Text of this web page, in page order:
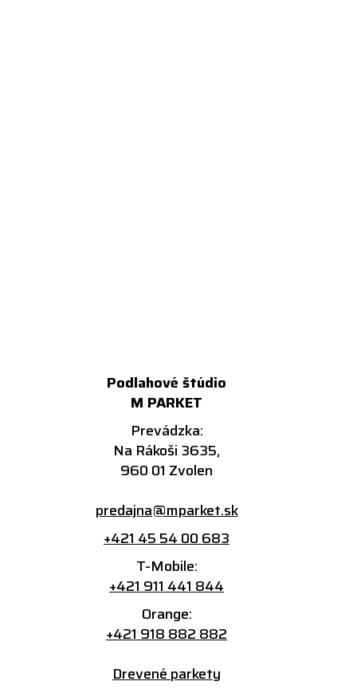
Podlahové štúdio
M PARKET
Prevádzka:
Na Rákoši 3635,
960 01 Zvolen
predajna@mparket.sk
+421 45 54 00 683
T-Mobile:
+421 911 441 844
Orange:
+421 918 882 882
Drevené parkety